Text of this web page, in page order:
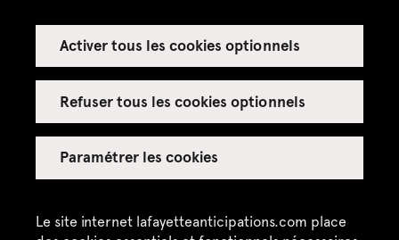
Le site internet lafayetteanticipations.com place
Activer tous les cookies optionnels
Refuser tous les cookies optionnels
Paramétrer les cookies
Espace presse
Espace enseignant·es
Espace privatisations
Crédits
Mentions légales